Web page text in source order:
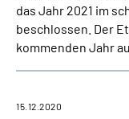
das Jahr 2021 im
beschlossen. Der
kommenden Jahr
15.12.2020